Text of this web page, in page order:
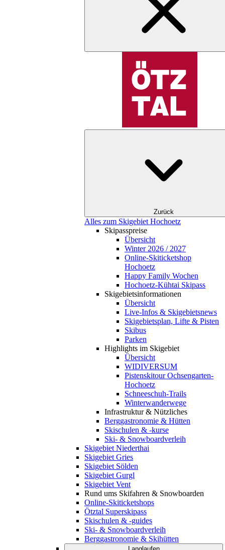
Zurück
Alles zum Skigebiet Hochoetz
Skipasspreise
Übersicht
Winter 2026 / 2027
Online-Skiticketshop
Hochoetz
Happy Family Wochen
Hochoetz-Kühtai Skipass
Skigebietsinformationen
Übersicht
Live-Infos & Skigebietsnews
Skigebietsplan, Lifte & Pisten
Skibus
Parken
Highlights im Skigebiet
Übersicht
WIDIVERSUM
Pistenskitour Ochsengarten-
Hochoetz
Schneeschuh-Trails
Winterwanderwege
Infrastruktur & Nützliches
Berggastronomie & Hütten
Skischulen & -kurse
Ski- & Snowboardverleih
Skigebiet Niederthai
Skigebiet Gries
Skigebiet Sölden
Skigebiet Gurgl
Skigebiet Vent
Rund ums Skifahren & Snowboarden
Online-Skiticketshops
Ötztal Superskipass
Skischulen & -guides
Ski- & Snowboardverleih
Berggastronomie & Skihütten